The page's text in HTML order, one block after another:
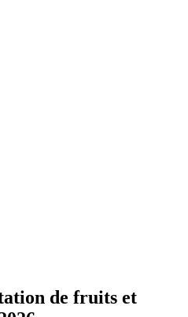
de fruits et